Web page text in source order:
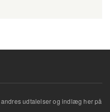
udtalelser og indlæg her på